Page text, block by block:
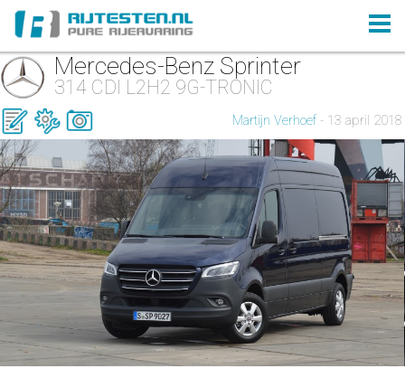
Mercedes-Benz Sprinter
314 CDI L2H2 9G-TRONIC
Martijn Verhoef - 13 april 2018